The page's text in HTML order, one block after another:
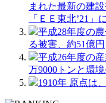
まれた最新の建
「ＥＥ東北’21」
平成28年度の
る被害、約51億円
平成26年度の
万9000トンと環
1910年 原点は